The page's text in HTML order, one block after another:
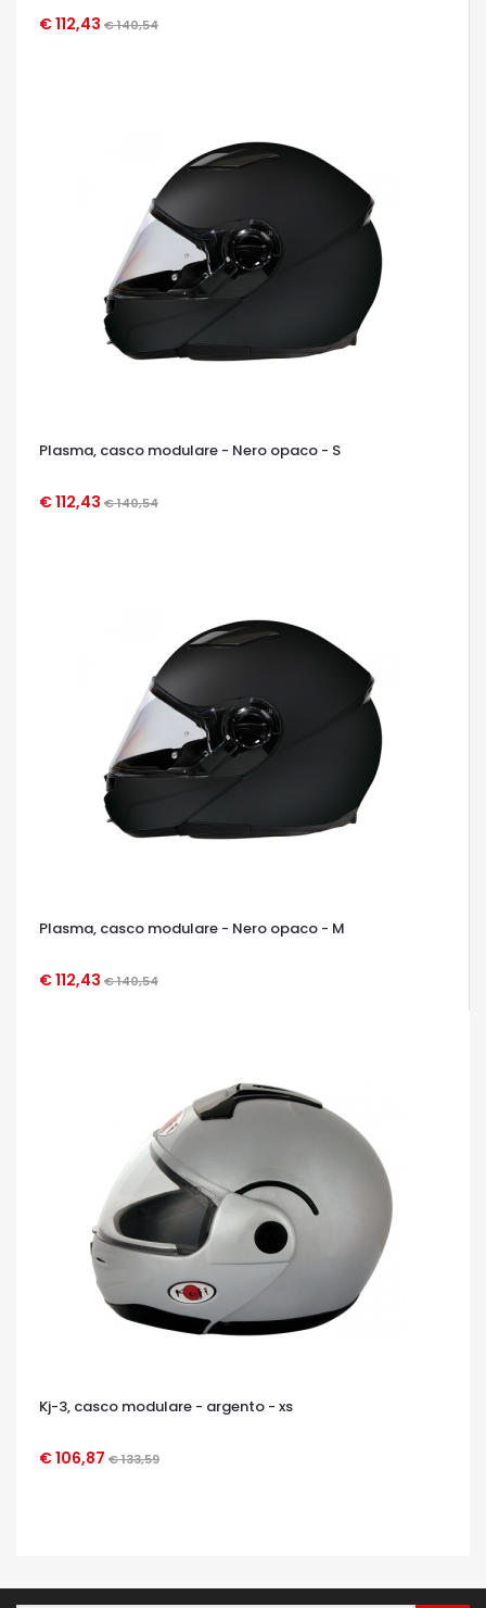
€ 112,43 € 140,54
OCCHIATA VELOCE
Plasma, casco modulare - Nero opaco - S
€ 112,43 € 140,54
OCCHIATA VELOCE
Plasma, casco modulare - Nero opaco - M
€ 112,43 € 140,54
OCCHIATA VELOCE
Kj-3, casco modulare - argento - xs
€ 106,87 € 133,59
OCCHIATA VELOCE